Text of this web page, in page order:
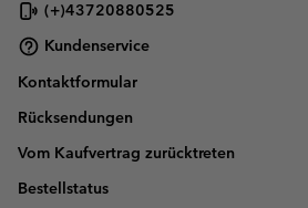
(+)43720880525
Kundenservice
Kontaktformular
Rücksendungen
Vom Kaufvertrag zurücktreten
Bestellstatus